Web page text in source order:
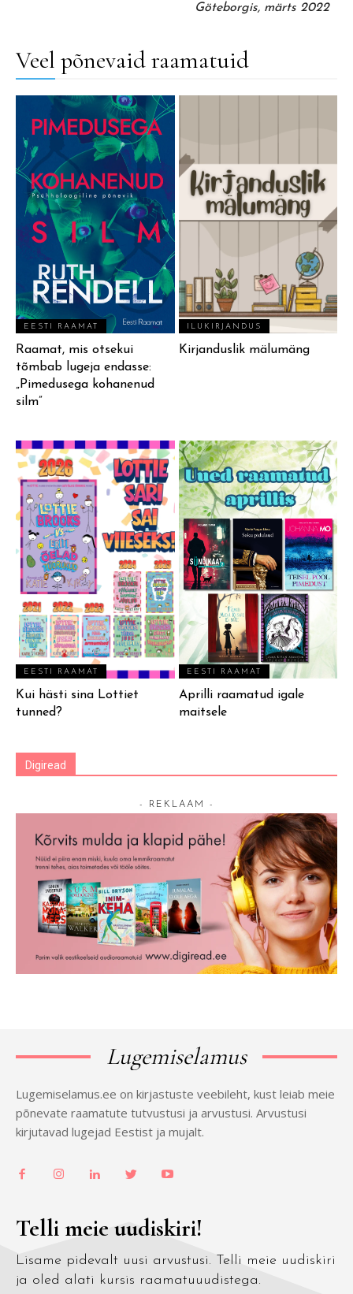
Göteborgis, märts 2022
Veel põnevaid raamatuid
EESTI RAAMAT
Raamat, mis otsekui
tõmbab lugeja endasse:
„Pimedusega kohanenud
silm”
ILUKIRJANDUS
Kirjanduslik mälumäng
EESTI RAAMAT
Kui hästi sina Lottiet
tunned?
EESTI RAAMAT
Aprilli raamatud igale
maitsele
Digiread
- REKLAAM -
Lugemiselamus
Lugemiselamus.ee on kirjastuste veebileht, kust leiab meie
põnevate raamatute tutvustusi ja arvustusi. Arvustusi
kirjutavad lugejad Eestist ja mujalt.
Telli meie uudiskiri!
Lisame pidevalt uusi arvustusi. Telli meie uudiskiri
ja oled alati kursis raamatuuudistega.